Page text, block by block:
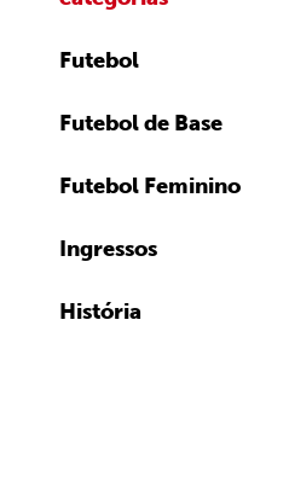
Futebol
Futebol de Base
Futebol Feminino
Ingressos
História